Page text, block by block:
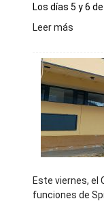
Los días 5 y 6
Leer más
su
como
de
y
Este viernes, el
funciones de